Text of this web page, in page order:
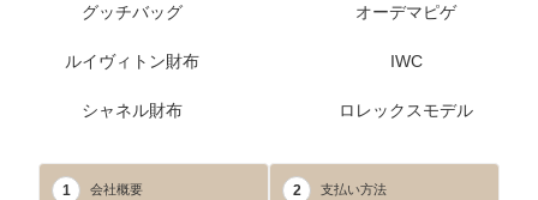
グッチバッグ
ルイヴィトン財布
シャネル財布
オーデマピゲ
IWC
ロレックスモデル
1 会社概要 2 支払い方法